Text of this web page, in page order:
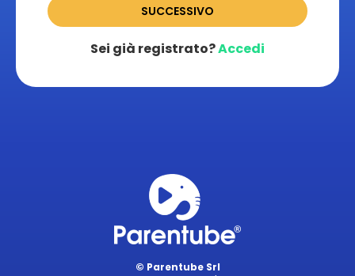
SUCCESSIVO
Sei già registrato?Accedi
© Parentube Srl